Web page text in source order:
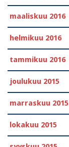
maaliskuu 2016
helmikuu 2016
tammikuu 2016
joulukuu 2015
marraskuu 2015
lokakuu 2015